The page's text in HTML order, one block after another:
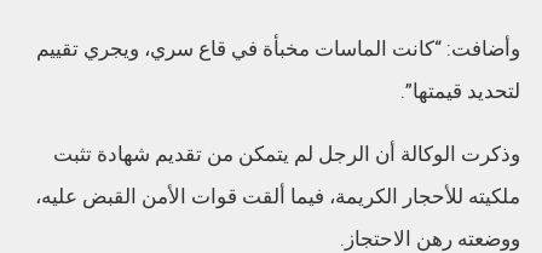
وأضافت: “كانت الماسات مخبأة في قاع سري، ويجري تقييم
لتحديد قيمتها”.
وذكرت الوكالة أن الرجل لم يتمكن من تقديم شهادة تثبت
ملكيته للأحجار الكريمة، فيما ألقت قوات الأمن القبض عليه،
ووضعته رهن الاحتجاز.